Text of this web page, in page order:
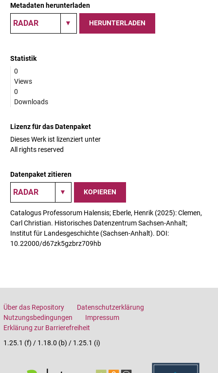
Metadaten herunterladen
HERUNTERLADEN
Statistik
0
Views
0
Downloads
Lizenz für das Datenpaket
Dieses Werk ist lizenziert unter
All rights reserved
Datenpaket zitieren
KOPIEREN
Catalogus Professorum Halensis; Eberle, Henrik (2025): Clemen,
Carl Christian. Historisches Datenzentrum Sachsen-Anhalt;
Institut für Landesgeschichte (Sachsen-Anhalt). DOI:
10.22000/d67zk5gzbrz709hb
Über das Repository
Datenschutzerklärung
Nutzungsbedingungen
Impressum
Erklärung zur Barrierefreiheit
1.25.1 (f) / 1.18.0 (b) / 1.25.1 (i)